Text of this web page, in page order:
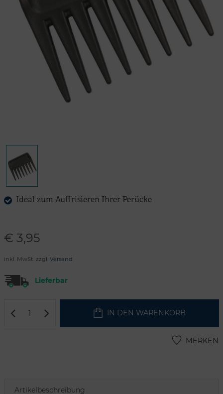
Ideal zum Auffrisieren Ihrer Perücke
€ 3,95
inkl. MwSt. zzgl. Versand
Lieferbar
IN DEN WARENKORB
MERKEN
Artikelbeschreibung